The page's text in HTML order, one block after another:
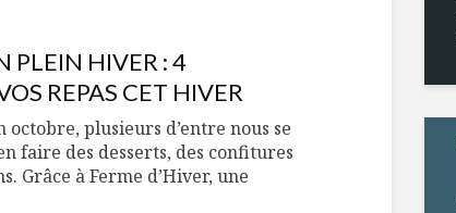
PLEIN HIVER : 4
REPAS CET HIVER
plusieurs d’entre nous se
faire des desserts, des confitures
Grâce à Ferme d’Hiver, une